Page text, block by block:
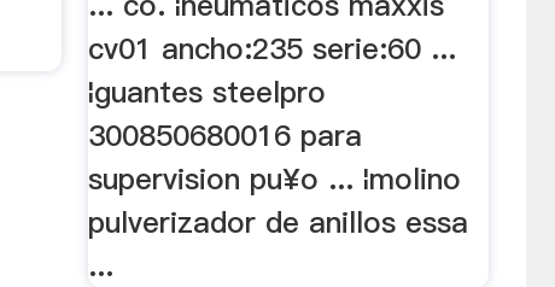
cv01 ancho:235 serie:60 ...
¦guantes steelpro
300850680016 para
supervision pu¥o ... ¦molino
pulverizador de anillos essa
...